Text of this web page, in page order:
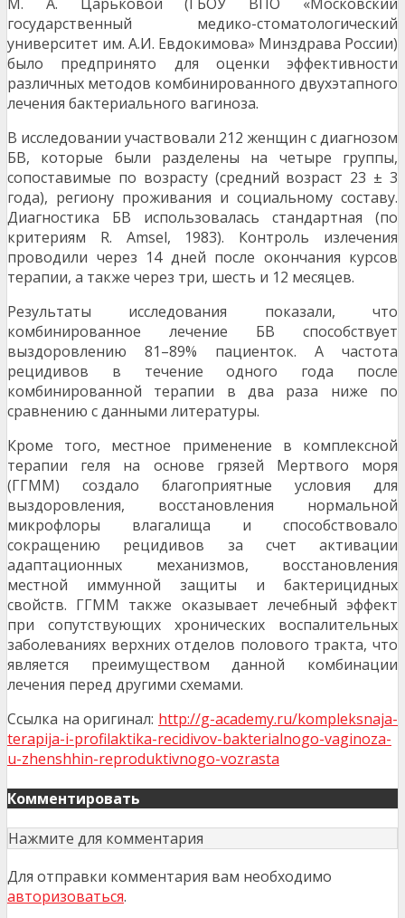
М. А. Царьковой (ГБОУ ВПО «Московский
государственный медико-стоматологический
университет им. А.И. Евдокимова» Минздрава России)
было предпринято для оценки эффективности
различных методов комбинированного двухэтапного
лечения бактериального вагиноза.
В исследовании участвовали 212 женщин с диагнозом
БВ, которые были разделены на четыре группы,
сопоставимые по возрасту (средний возраст 23 ± 3
года), региону проживания и социальному составу.
Диагностика БВ использовалась стандартная (по
критериям R. Amsel, 1983). Контроль излечения
проводили через 14 дней после окончания курсов
терапии, а также через три, шесть и 12 месяцев.
Результаты исследования показали, что
комбинированное лечение БВ способствует
выздоровлению 81–89% пациенток. А частота
рецидивов в течение одного года после
комбинированной терапии в два раза ниже по
сравнению с данными литературы.
Кроме того, местное применение в комплексной
терапии геля на основе грязей Мертвого моря
(ГГММ) создало благоприятные условия для
выздоровления, восстановления нормальной
микрофлоры влагалища и способствовало
сокращению рецидивов за счет активации
адаптационных механизмов, восстановления
местной иммунной защиты и бактерицидных
свойств. ГГММ также оказывает лечебный эффект
при сопутствующих хронических воспалительных
заболеваниях верхних отделов полового тракта, что
является преимуществом данной комбинации
лечения перед другими схемами.
Ссылка на оригинал: http://g-academy.ru/kompleksnaja-
terapija-i-profilaktika-recidivov-bakterialnogo-vaginoza-
u-zhenshhin-reproduktivnogo-vozrasta
Комментировать
Нажмите для комментария
Для отправки комментария вам необходимо
авторизоваться.